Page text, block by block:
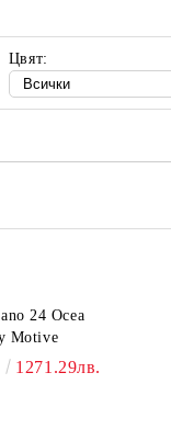
Цвят:
24 Ocea
Motive
1271.29лв.